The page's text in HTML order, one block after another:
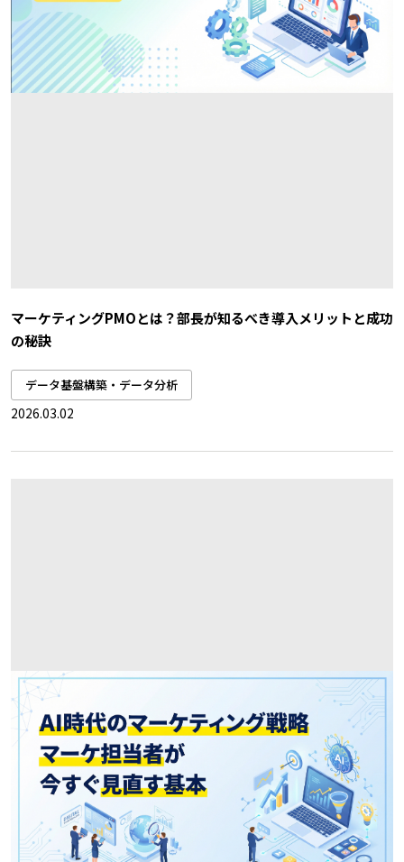
マーケティングPMOとは？部長が知るべき導入メリットと成功
の秘訣
データ基盤構築・データ分析
2026.03.02